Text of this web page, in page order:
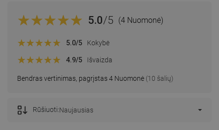
5.0/5 (4 Nuomonė)
Bendras vertinimas, pagrįstas 4 Nuomonė (10 šalių)
5.0/5 Kokybė
4.9/5 Išvaizda
Rūšiuoti:Naujausias